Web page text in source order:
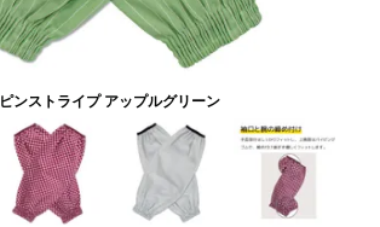
ピンストライプ アップルグリーン